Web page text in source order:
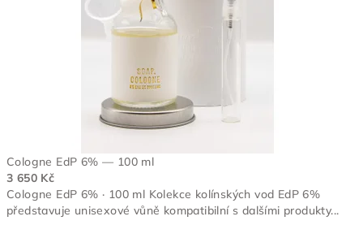
Cologne EdP 6% — 100 ml
3 650 Kč
Cologne EdP 6% · 100 ml Kolekce kolínských vod EdP 6%
představuje unisexové vůně kompatibilní s dalšími produkty...